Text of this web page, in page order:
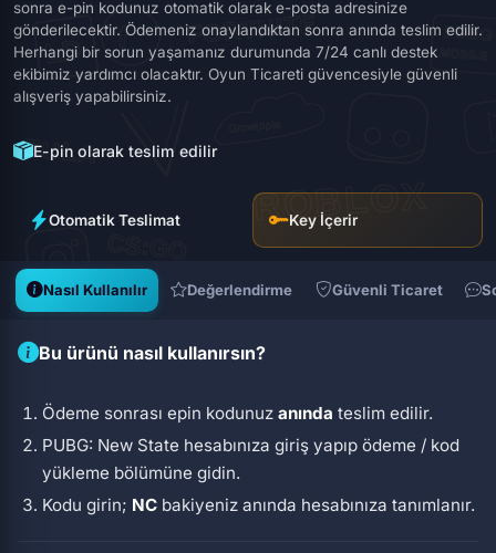
sonra e-pin kodunuz otomatik olarak e-posta adresinize
gönderilecektir. Ödemeniz onaylandıktan sonra anında teslim edilir.
Herhangi bir sorun yaşamanız durumunda 7/24 canlı destek
ekibimiz yardımcı olacaktır. Oyun Ticareti güvencesiyle güvenli
alışveriş yapabilirsiniz.
E-pin olarak teslim edilir
Otomatik Teslimat Key İçerir
Nasıl Kullanılır Değerlendirme Güvenli Ticaret
Bu ürünü nasıl kullanırsın?
Ödeme sonrası epin kodunuzanında teslim edilir.
PUBG: New State hesabınıza giriş yapıp ödeme / kod
yükleme bölümüne gidin.
Kodu girin; NC bakiyeniz anında hesabınıza tanımlanır.